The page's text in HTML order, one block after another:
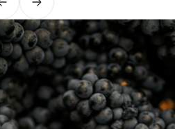
PrécédentSuivant